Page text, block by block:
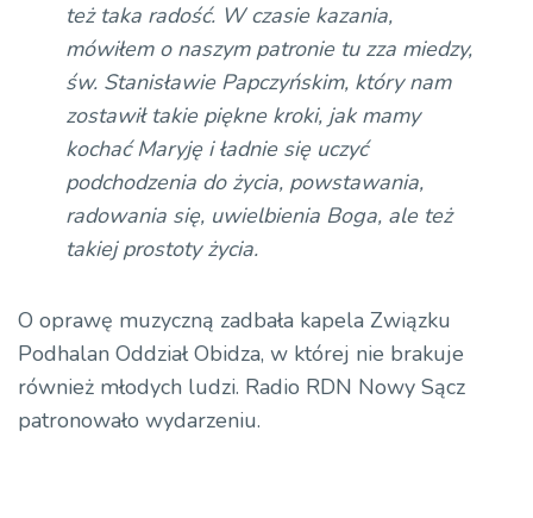
też taka radość. W czasie kazania,
mówiłem o naszym patronie tu zza miedzy,
św. Stanisławie Papczyńskim, który nam
zostawił takie piękne kroki, jak mamy
kochać Maryję i ładnie się uczyć
podchodzenia do życia, powstawania,
radowania się, uwielbienia Boga, ale też
takiej prostoty życia.
O oprawę muzyczną zadbała kapela Związku
Podhalan Oddział Obidza, w której nie brakuje
również młodych ludzi. Radio RDN Nowy Sącz
patronowało wydarzeniu.